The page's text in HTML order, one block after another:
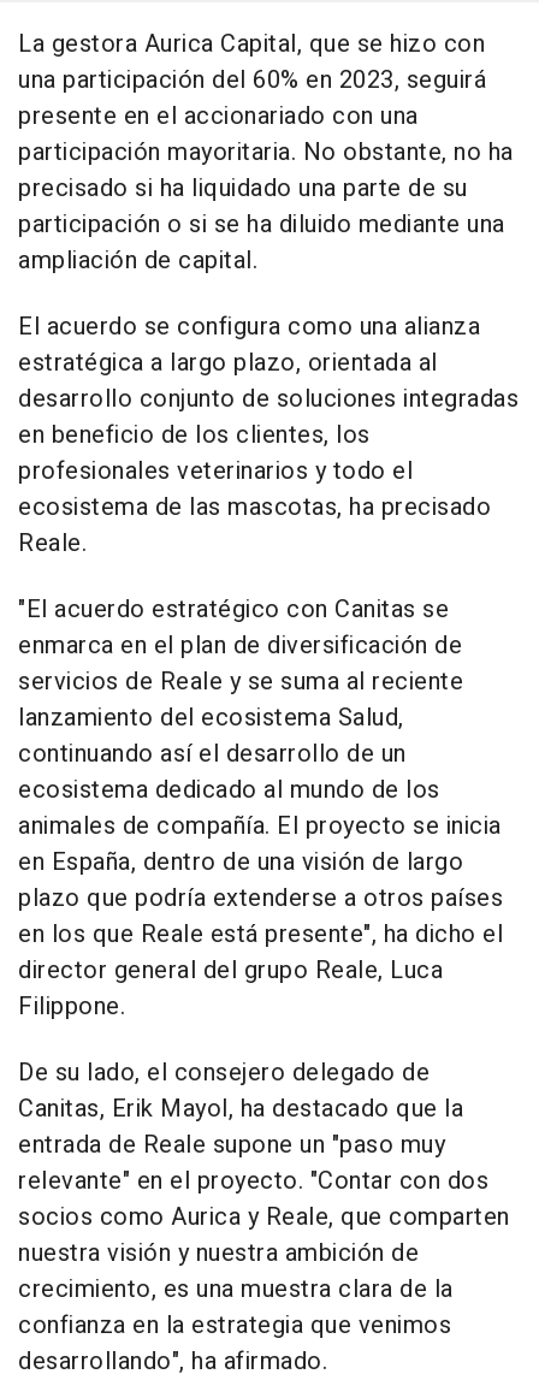
La gestora Aurica Capital, que se hizo con
una participación del 60% en 2023, seguirá
presente en el accionariado con una
participación mayoritaria. No obstante, no ha
precisado si ha liquidado una parte de su
participación o si se ha diluido mediante una
ampliación de capital.
El acuerdo se configura como una alianza
estratégica a largo plazo, orientada al
desarrollo conjunto de soluciones integradas
en beneficio de los clientes, los
profesionales veterinarios y todo el
ecosistema de las mascotas, ha precisado
Reale.
"El acuerdo estratégico con Canitas se
enmarca en el plan de diversificación de
servicios de Reale y se suma al reciente
lanzamiento del ecosistema Salud,
continuando así el desarrollo de un
ecosistema dedicado al mundo de los
animales de compañía. El proyecto se inicia
en España, dentro de una visión de largo
plazo que podría extenderse a otros países
en los que Reale está presente", ha dicho el
director general del grupo Reale, Luca
Filippone.
De su lado, el consejero delegado de
Canitas, Erik Mayol, ha destacado que la
entrada de Reale supone un "paso muy
relevante" en el proyecto. "Contar con dos
socios como Aurica y Reale, que comparten
nuestra visión y nuestra ambición de
crecimiento, es una muestra clara de la
confianza en la estrategia que venimos
desarrollando", ha afirmado.